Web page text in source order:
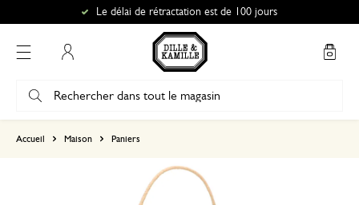
Le délai de rétractation est de 100 jours
Accueil Maison Paniers